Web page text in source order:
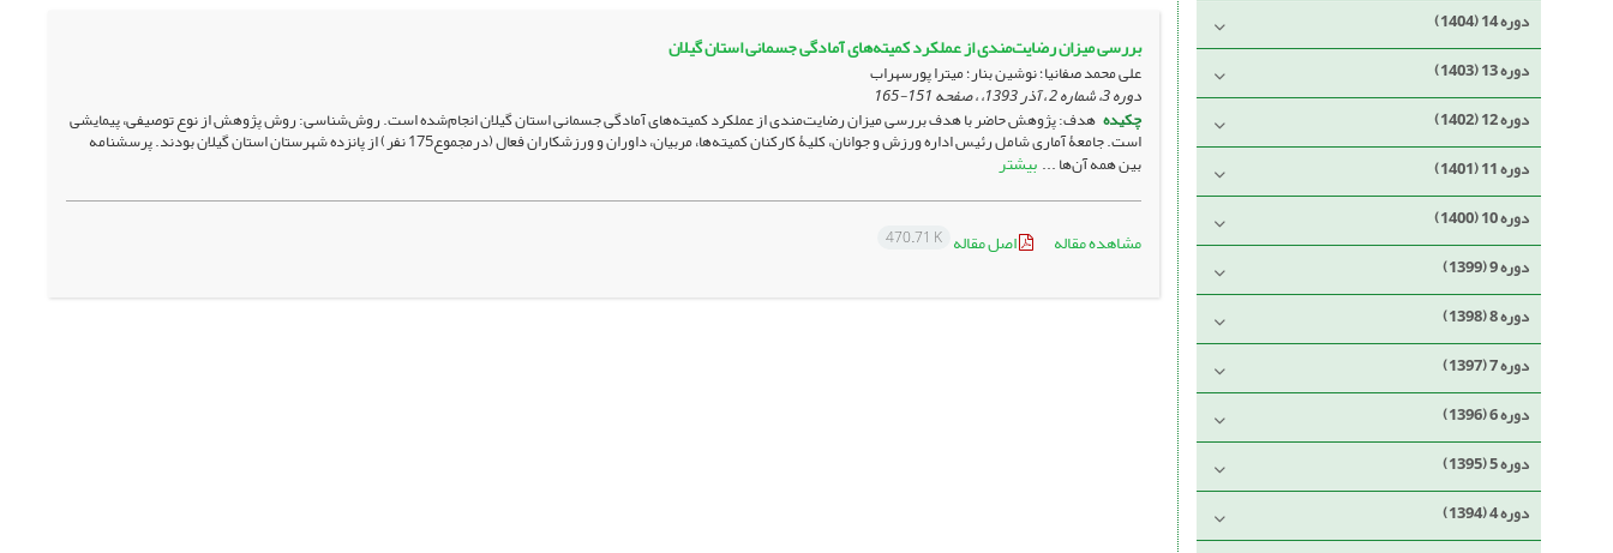
دوره 14 (1404)
دوره 13 (1403)
دوره 12 (1402)
دوره 11 (1401)
دوره 10 (1400)
دوره 9 (1399)
دوره 8 (1398)
دوره 7 (1397)
دوره 6 (1396)
دوره 5 (1395)
دوره 4 (1394)
بررسی میزان رضایت‌مندی از عملکرد کمیته‌های آمادگی جسمانی استان گیلان
علی محمد صفانیا؛ نوشین بنار؛ میترا پورسهراب
دوره 3، شماره 2 ، آذر 1393، ، صفحه
151-165
چکیده هدف: پژوهش حاضر با هدف بررسی میزان رضایت‌مندی از عملکرد کمیته‌های آمادگی جسمانی استان گیلان انجام‌شده است. روش‌شناسی: روش پژوهش از نوع توصیفی، پیمایشی
است. جامعۀ آماری شامل رئیس اداره ورزش و جوانان، کلیۀ کارکنان کمیته‌ها، مربیان، داوران و ورزشکاران فعال (درمجموع175 نفر) از پانزده شهرستان استان گیلان بودند. پرسشنامه
بین همه آن‌ها ...بیشتر
مشاهده مقاله اصل مقاله 470.71 K